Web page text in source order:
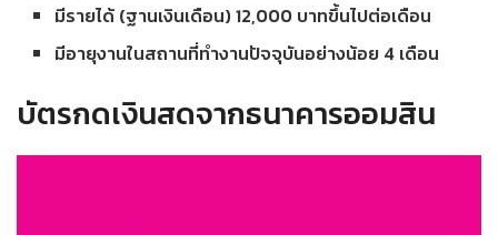
มีรายได้ (ฐานเงินเดือน) 12,000 บาทขึ้นไปต่อเดือน
มีอายุงานในสถานที่ทำงานปัจจุบันอย่างน้อย 4 เดือน
บัตรกดเงินสดจากธนาคารออมสิน